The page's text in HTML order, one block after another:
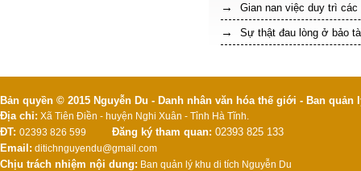
Gian nan việc duy trì
Sự thật đau lòng ở bảo
Bản quyền © 2015 Nguyễn Du - Danh nhân văn hóa thế giới - Ban
Địa chỉ: Xã Tiên Điền - huyện Nghi Xuân - Tỉnh Hà Tĩnh.
ĐT: 02393 826 599 Đăng ký tham quan: 02393 825 133
Email: ditichnguyendu@gmail.com
Chịu trách nhiệm nội dung: Ban quản lý khu di tích Nguyễn Du